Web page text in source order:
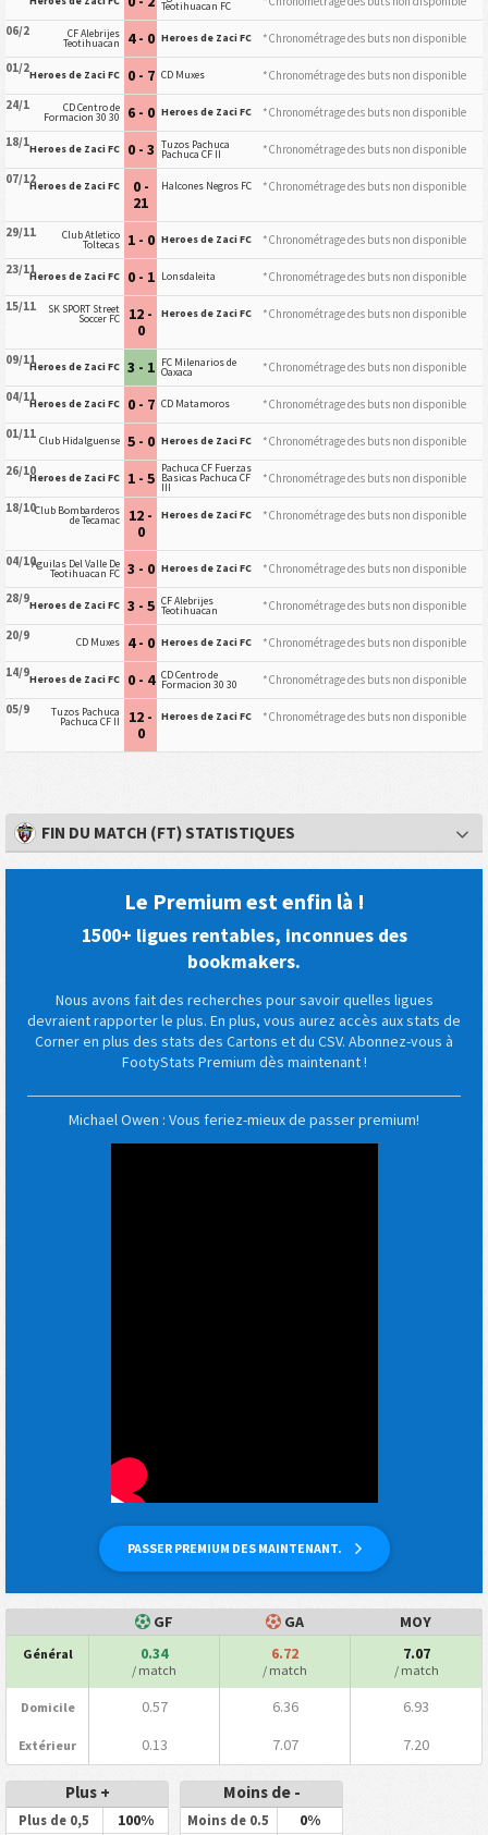
Teotihuacan FC
06/2
CF Alebrijes
Teotihuacan 4 - 0 Heroes de Zaci FC
*Chronométrage des buts non disponible
01/2Heroes de Zaci FC 0 - 7 CD Muxes
*Chronométrage des buts non disponible
24/1
CD Centro de
Formacion 30 30 6 - 0 Heroes de Zaci FC
*Chronométrage des buts non disponible
18/1Heroes de Zaci FC 0 - 3 Tuzos Pachuca
Pachuca CF II
*Chronométrage des buts non disponible
07/12Heroes de Zaci FC
0 -
21
Halcones Negros FC *Chronométrage des buts non disponible
29/11 Club Atletico
Toltecas 1 - 0 Heroes de Zaci FC
*Chronométrage des buts non disponible
23/11Heroes de Zaci FC 0 - 1 Lonsdaleita
*Chronométrage des buts non disponible
15/11
SK SPORT Street
Soccer FC
12 -
0
Heroes de Zaci FC *Chronométrage des buts non disponible
09/11Heroes de Zaci FC 3 - 1 FC Milenarios de
Oaxaca
*Chronométrage des buts non disponible
04/11Heroes de Zaci FC 0 - 7 CD Matamoros
*Chronométrage des buts non disponible
01/11 Club Hidalguense 5 - 0 Heroes de Zaci FC
*Chronométrage des buts non disponible
26/10Heroes de Zaci FC 1 - 5 Pachuca CF Fuerzas
Basicas Pachuca CF
III
*Chronométrage des buts non disponible
18/10Club Bombarderos
de Tecamac
12 -
0
Heroes de Zaci FC *Chronométrage des buts non disponible
04/10Aguilas Del Valle De
Teotihuacan FC 3 - 0 Heroes de Zaci FC
*Chronométrage des buts non disponible
28/9Heroes de Zaci FC 3 - 5 CF Alebrijes
Teotihuacan
*Chronométrage des buts non disponible
20/9
CD Muxes 4 - 0 Heroes de Zaci FC
*Chronométrage des buts non disponible
14/9Heroes de Zaci FC 0 - 4 CD Centro de
Formacion 30 30
*Chronométrage des buts non disponible
05/9
Tuzos Pachuca
Pachuca CF II
12 -
0
Heroes de Zaci FC *Chronométrage des buts non disponible
FIN DU MATCH (FT) STATISTIQUES
Le Premium est enfin là !
1500+ ligues rentables, inconnues des
bookmakers.
Nous avons fait des recherches pour savoir quelles ligues
devraient rapporter le plus. En plus, vous aurez accès aux stats de
Corner en plus des stats des Cartons et du CSV. Abonnez-vous à
FootyStats Premium dès maintenant !
PASSER PREMIUM DES MAINTENANT.
Michael Owen : Vous feriez-mieux de passer premium!
GF GA MOY
Général 0.34
/ match
6.72
/ match
7.07
/ match
Domicile 0.57 6.36 6.93
Extérieur 0.13 7.07 7.20
Plus +
Plus de 0,5 100%
Moins de -
Moins de 0.5 0%